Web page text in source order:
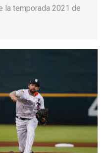
la temporada 2021 de